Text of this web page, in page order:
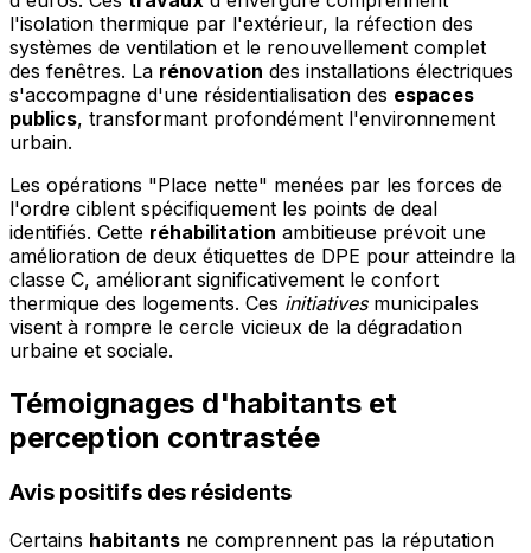
l'isolation thermique par l'extérieur, la réfection des
systèmes de ventilation et le renouvellement complet
des fenêtres. La rénovation des installations électriques
s'accompagne d'une résidentialisation des espaces
publics, transformant profondément l'environnement
urbain.
Les opérations "Place nette" menées par les forces de
l'ordre ciblent spécifiquement les points de deal
identifiés. Cette réhabilitation ambitieuse prévoit une
amélioration de deux étiquettes de DPE pour atteindre la
classe C, améliorant significativement le confort
thermique des logements. Ces initiativesmunicipales
visent à rompre le cercle vicieux de la dégradation
urbaine et sociale.
Témoignages d'habitants et
perception contrastée
Avis positifs des résidents
Certains habitants ne comprennent pas la réputation